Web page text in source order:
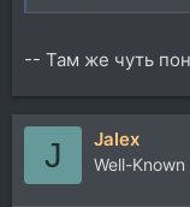
-- Там же чуть
J Jalex
Well-